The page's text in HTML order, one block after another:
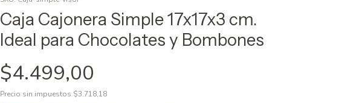
Caja Cajonera Simple 17x17x3 cm.
Ideal para Chocolates y Bombones
$4.499,00
Precio sin impuestos $3.718,18